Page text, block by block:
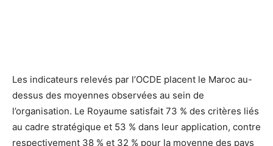
Les indicateurs relevés par l’OCDE placent le Maroc au-
dessus des moyennes observées au sein de
l’organisation. Le Royaume satisfait 73 % des critères liés
au cadre stratégique et 53 % dans leur application, contre
respectivement 38 % et 32 % pour la moyenne des pays